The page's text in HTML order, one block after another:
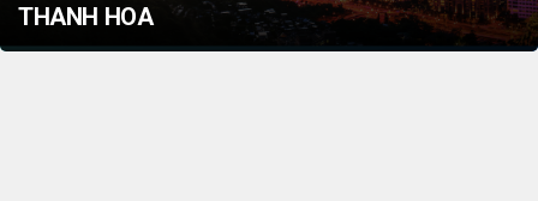
THANH HOA